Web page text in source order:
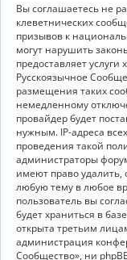
Вы соглашаетесь не
клеветнических
призывов к
могут нарушить
предоставляет услуги
Русскоязычное
размещения таких
немедленному
провайдер будет
нужным. IP-адреса
проведения такой
администраторы
имеют право удалить,
любую тему в любое
пользователь вы
будет храниться в
открыта третьим
администрация
Сообщество», ни